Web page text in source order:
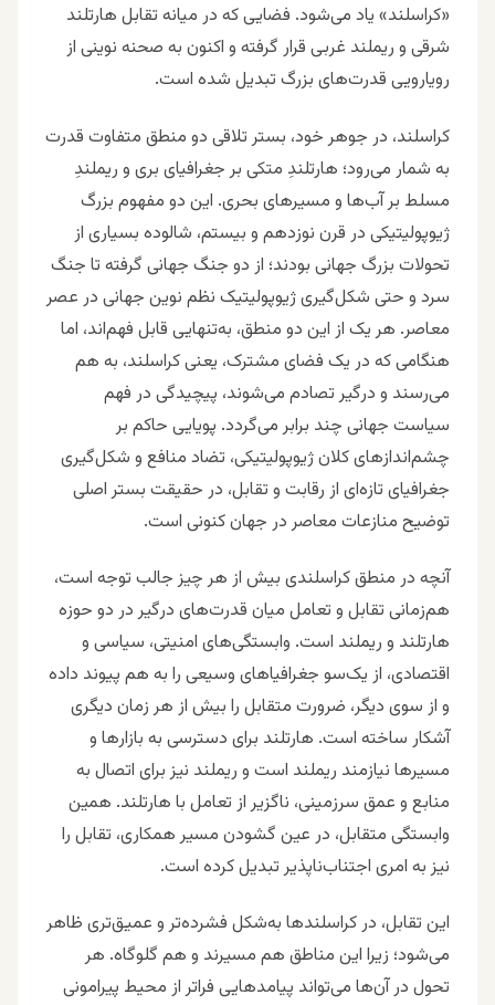
«کراسلند» یاد می‌شود. فضایی که در میانه تقابل هارتلند
شرقی و ریملند غربی قرار گرفته و اکنون به صحنه نوینی از
رویارویی قدرت‌های بزرگ تبدیل شده است.
کراسلند، در جوهر خود، بستر تلاقی دو منطق متفاوت قدرت
به شمار می‌رود؛ هارتلندِ متکی بر جغرافیای بری و ریملندِ
مسلط بر آب‌ها و مسیرهای بحری. این دو مفهوم بزرگ
ژیوپولیتیکی در قرن نوزدهم و بیستم، شالوده بسیاری از
تحولات بزرگ جهانی بودند؛ از دو جنگ جهانی گرفته تا جنگ
سرد و حتی شکل‌گیری ژیوپولیتیک نظم نوین جهانی در عصر
معاصر. هر یک از این دو منطق، به‌تنهایی قابل فهم‌اند، اما
هنگامی که در یک فضای مشترک، یعنی کراسلند، به هم
می‌رسند و درگیر تصادم می‌شوند، پیچیدگی در فهم
سیاست جهانی چند برابر می‌گردد. پویایی حاکم بر
چشم‌اندازهای کلان ژیوپولیتیکی، تضاد منافع و شکل‌گیری
جغرافیای تازه‌ای از رقابت و تقابل، در حقیقت بستر اصلی
توضیح منازعات معاصر در جهان کنونی است.
آنچه در منطق کراسلندی بیش از هر چیز جالب توجه است،
هم‌زمانی تقابل و تعامل میان قدرت‌های درگیر در دو حوزه
هارتلند و ریملند است. وابستگی‌های امنیتی، سیاسی و
اقتصادی، از یک‌سو جغرافیاهای وسیعی را به هم پیوند داده
و از سوی دیگر، ضرورت متقابل را بیش از هر زمان دیگری
آشکار ساخته است. هارتلند برای دسترسی به بازارها و
مسیرها نیازمند ریملند است و ریملند نیز برای اتصال به
منابع و عمق سرزمینی، ناگزیر از تعامل با هارتلند. همین
وابستگی متقابل، در عین گشودن مسیر همکاری، تقابل را
نیز به امری اجتناب‌ناپذیر تبدیل کرده است.
این تقابل، در کراسلندها به‌شکل فشرده‌تر و عمیق‌تری ظاهر
می‌شود؛ زیرا این مناطق هم مسیرند و هم گلوگاه. هر
تحول در آن‌ها می‌تواند پیامدهایی فراتر از محیط پیرامونی